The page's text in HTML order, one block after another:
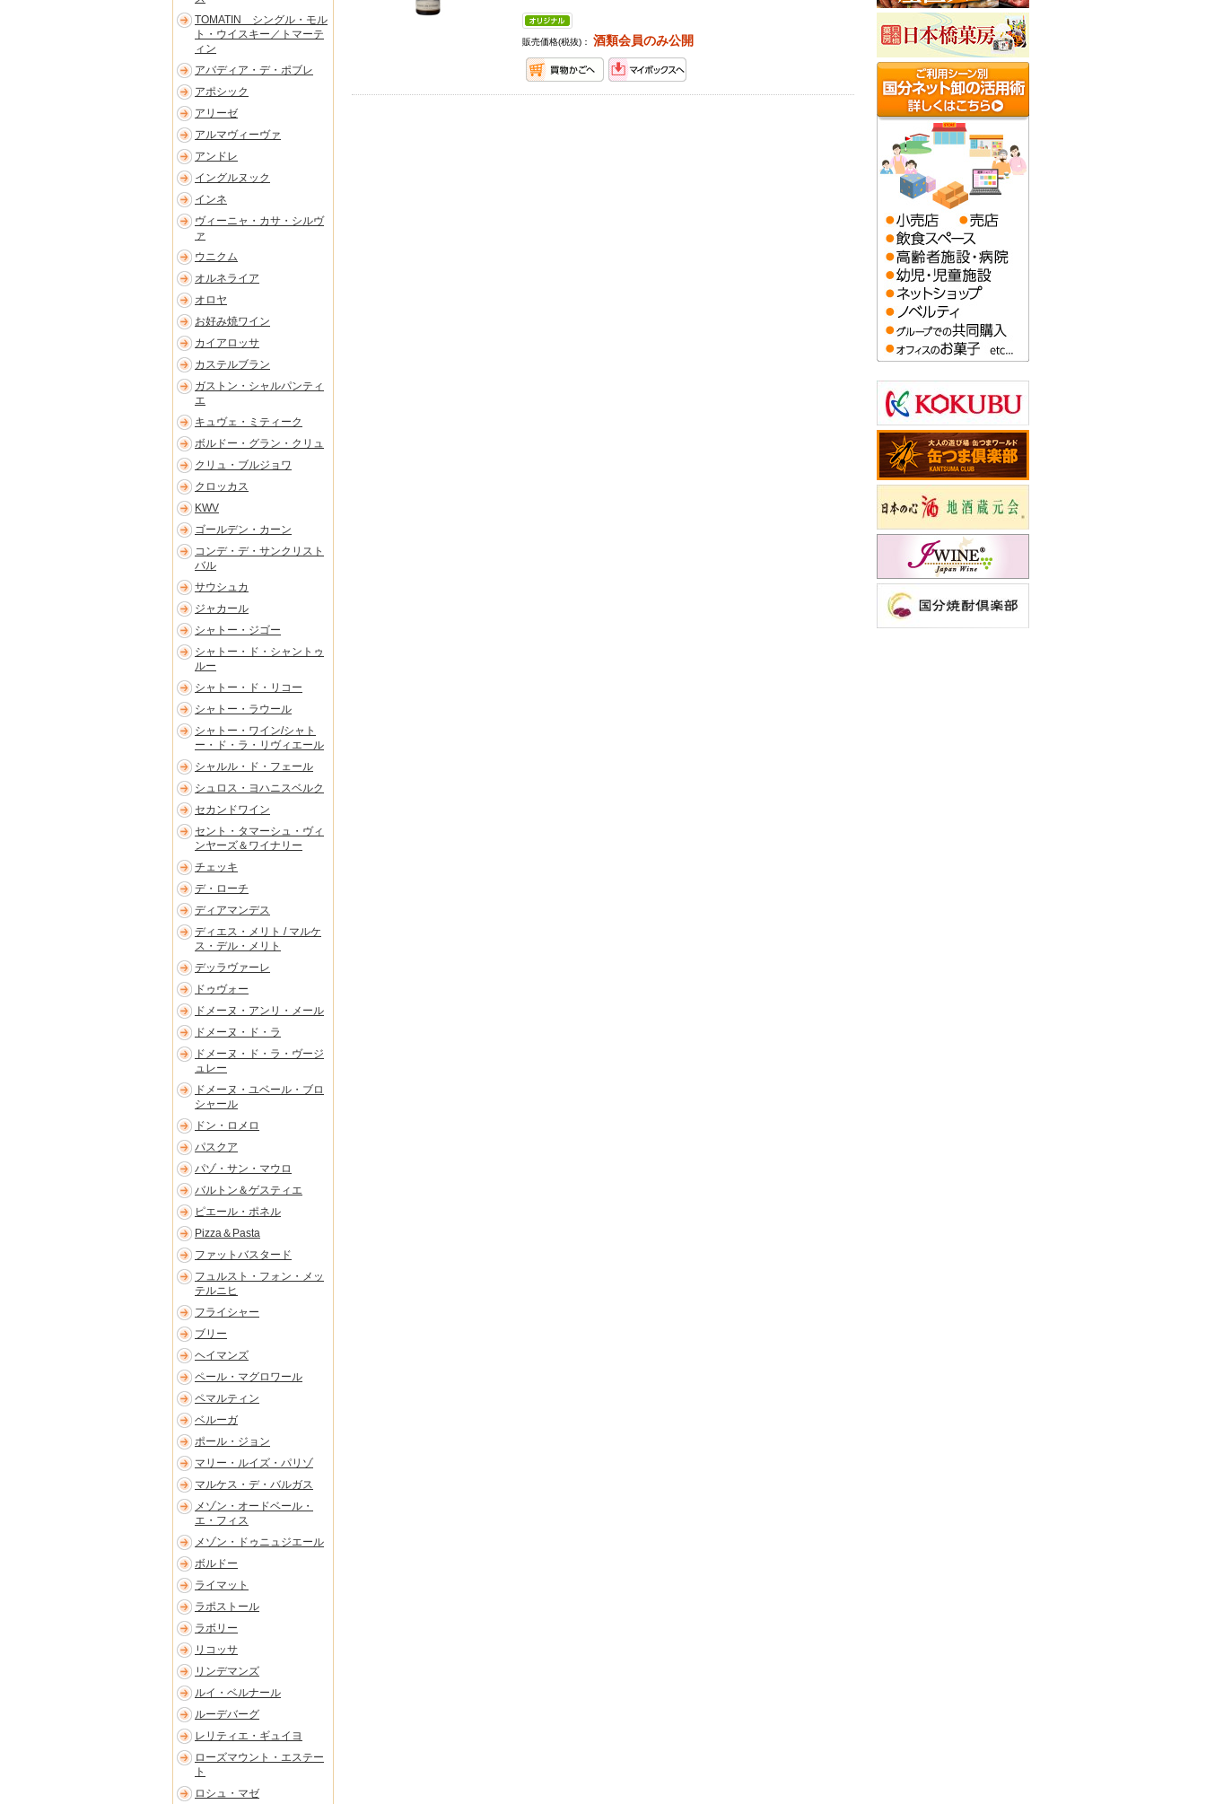
販売価格(税抜)： 酒類会員のみ公開
TOMATIN シングル・モル
ト・ウイスキー／トマーテ
ィン
アバディア・デ・ポブレ
アポシック
アリーゼ
アルマヴィーヴァ
アンドレ
イングルヌック
インネ
ヴィーニャ・カサ・シルヴ
ァ
ウニクム
オルネライア
オロヤ
お好み焼ワイン
カイアロッサ
カステルブラン
ガストン・シャルパンティ
エ
キュヴェ・ミティーク
ボルドー・グラン・クリュ
クリュ・ブルジョワ
クロッカス
KWV
ゴールデン・カーン
コンデ・デ・サンクリスト
バル
サウシュカ
ジャカール
シャトー・ジゴー
シャトー・ド・シャントゥ
ルー
シャトー・ド・リコー
シャトー・ラウール
シャトー・ワイン/シャト
ー・ド・ラ・リヴィエール
シャルル・ド・フェール
シュロス・ヨハニスベルク
セカンドワイン
セント・タマーシュ・ヴィ
ンヤーズ＆ワイナリー
チェッキ
デ・ローチ
ディアマンデス
ディエス・メリト / マルケ
ス・デル・メリト
デッラヴァーレ
ドゥヴォー
ドメーヌ・アンリ・メール
ドメーヌ・ド・ラ
ドメーヌ・ド・ラ・ヴージ
ュレー
ドメーヌ・ユベール・ブロ
シャール
ドン・ロメロ
パスクア
パゾ・サン・マウロ
バルトン＆ゲスティエ
ピエール・ポネル
Pizza＆Pasta
ファットバスタード
フュルスト・フォン・メッ
テルニヒ
フライシャー
ブリー
ヘイマンズ
ペール・マグロワール
ペマルティン
ベルーガ
ポール・ジョン
マリー・ルイズ・パリゾ
マルケス・デ・バルガス
メゾン・オードベール・
エ・フィス
メゾン・ドゥニュジエール
ボルドー
ライマット
ラポストール
ラボリー
リコッサ
リンデマンズ
ルイ・ベルナール
ルーデバーグ
レリティエ・ギュイヨ
ローズマウント・エステー
ト
ロシュ・マゼ